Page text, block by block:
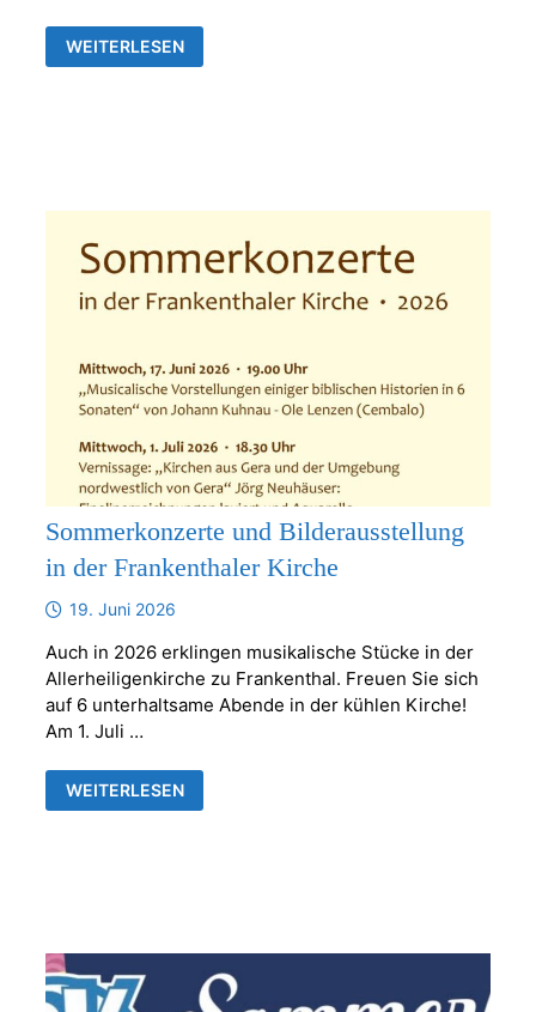
AUSSTELLUNG
VON
WEITERLESEN
Sommerkonzerte und Bilderausstellung
in der Frankenthaler Kirche
19. Juni 2026
Auch in 2026 erklingen musikalische Stücke in der
Allerheiligenkirche zu Frankenthal. Freuen Sie sich
auf 6 unterhaltsame Abende in der kühlen Kirche!
Am 1. Juli …
SOMMERKONZERTE
UND
BILDERAUSSTELLUNG
WEITERLESEN